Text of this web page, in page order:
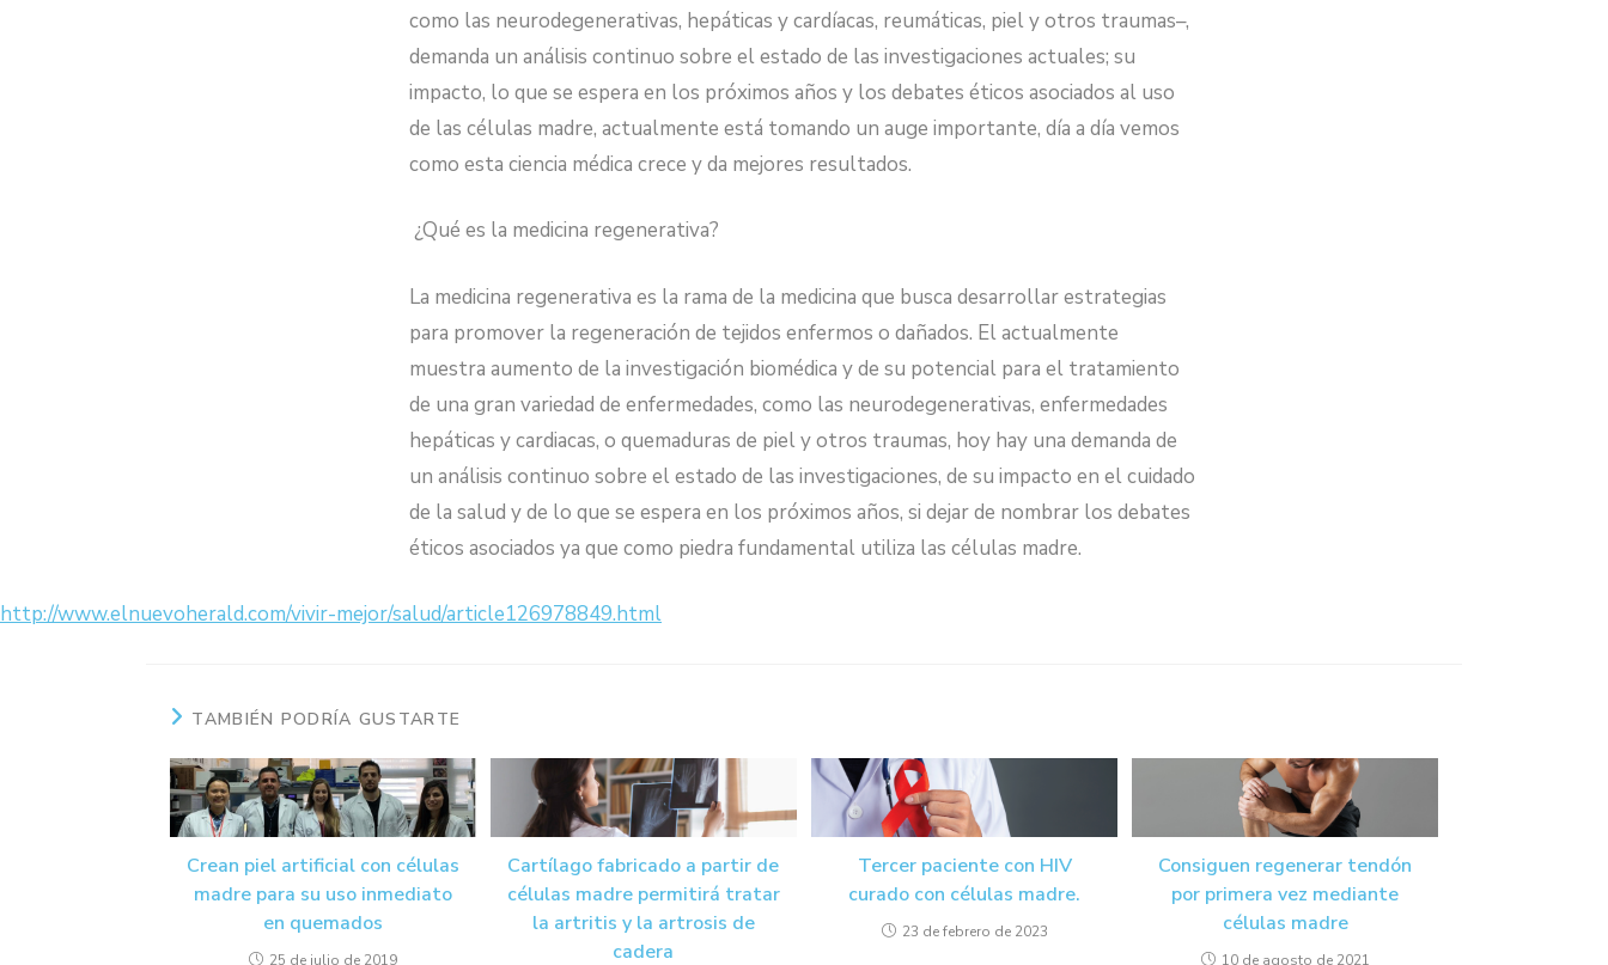
como las neurodegenerativas, hepáticas y cardíacas, reumáticas, piel y otros traumas–,
demanda un análisis continuo sobre el estado de las investigaciones actuales; su
impacto, lo que se espera en los próximos años y los debates éticos asociados al uso
de las células madre, actualmente está tomando un auge importante, día a día vemos
como esta ciencia médica crece y da mejores resultados.
¿Qué es la medicina regenerativa?
La medicina regenerativa es la rama de la medicina que busca desarrollar estrategias
para promover la regeneración de tejidos enfermos o dañados. El actualmente
muestra aumento de la investigación biomédica y de su potencial para el tratamiento
de una gran variedad de enfermedades, como las neurodegenerativas, enfermedades
hepáticas y cardiacas, o quemaduras de piel y otros traumas, hoy hay una demanda de
un análisis continuo sobre el estado de las investigaciones, de su impacto en el cuidado
de la salud y de lo que se espera en los próximos años, si dejar de nombrar los debates
éticos asociados ya que como piedra fundamental utiliza las células madre.
http://www.elnuevoherald.com/vivir-mejor/salud/article126978849.html
TAMBIÉN PODRÍA GUSTARTE
Crean piel artificial con células
madre para su uso inmediato
en quemados
25 de julio de 2019
Cartílago fabricado a partir de
células madre permitirá tratar
la artritis y la artrosis de
cadera
Tercer paciente con HIV
curado con células madre.
23 de febrero de 2023
Consiguen regenerar tendón
por primera vez mediante
células madre
10 de agosto de 2021